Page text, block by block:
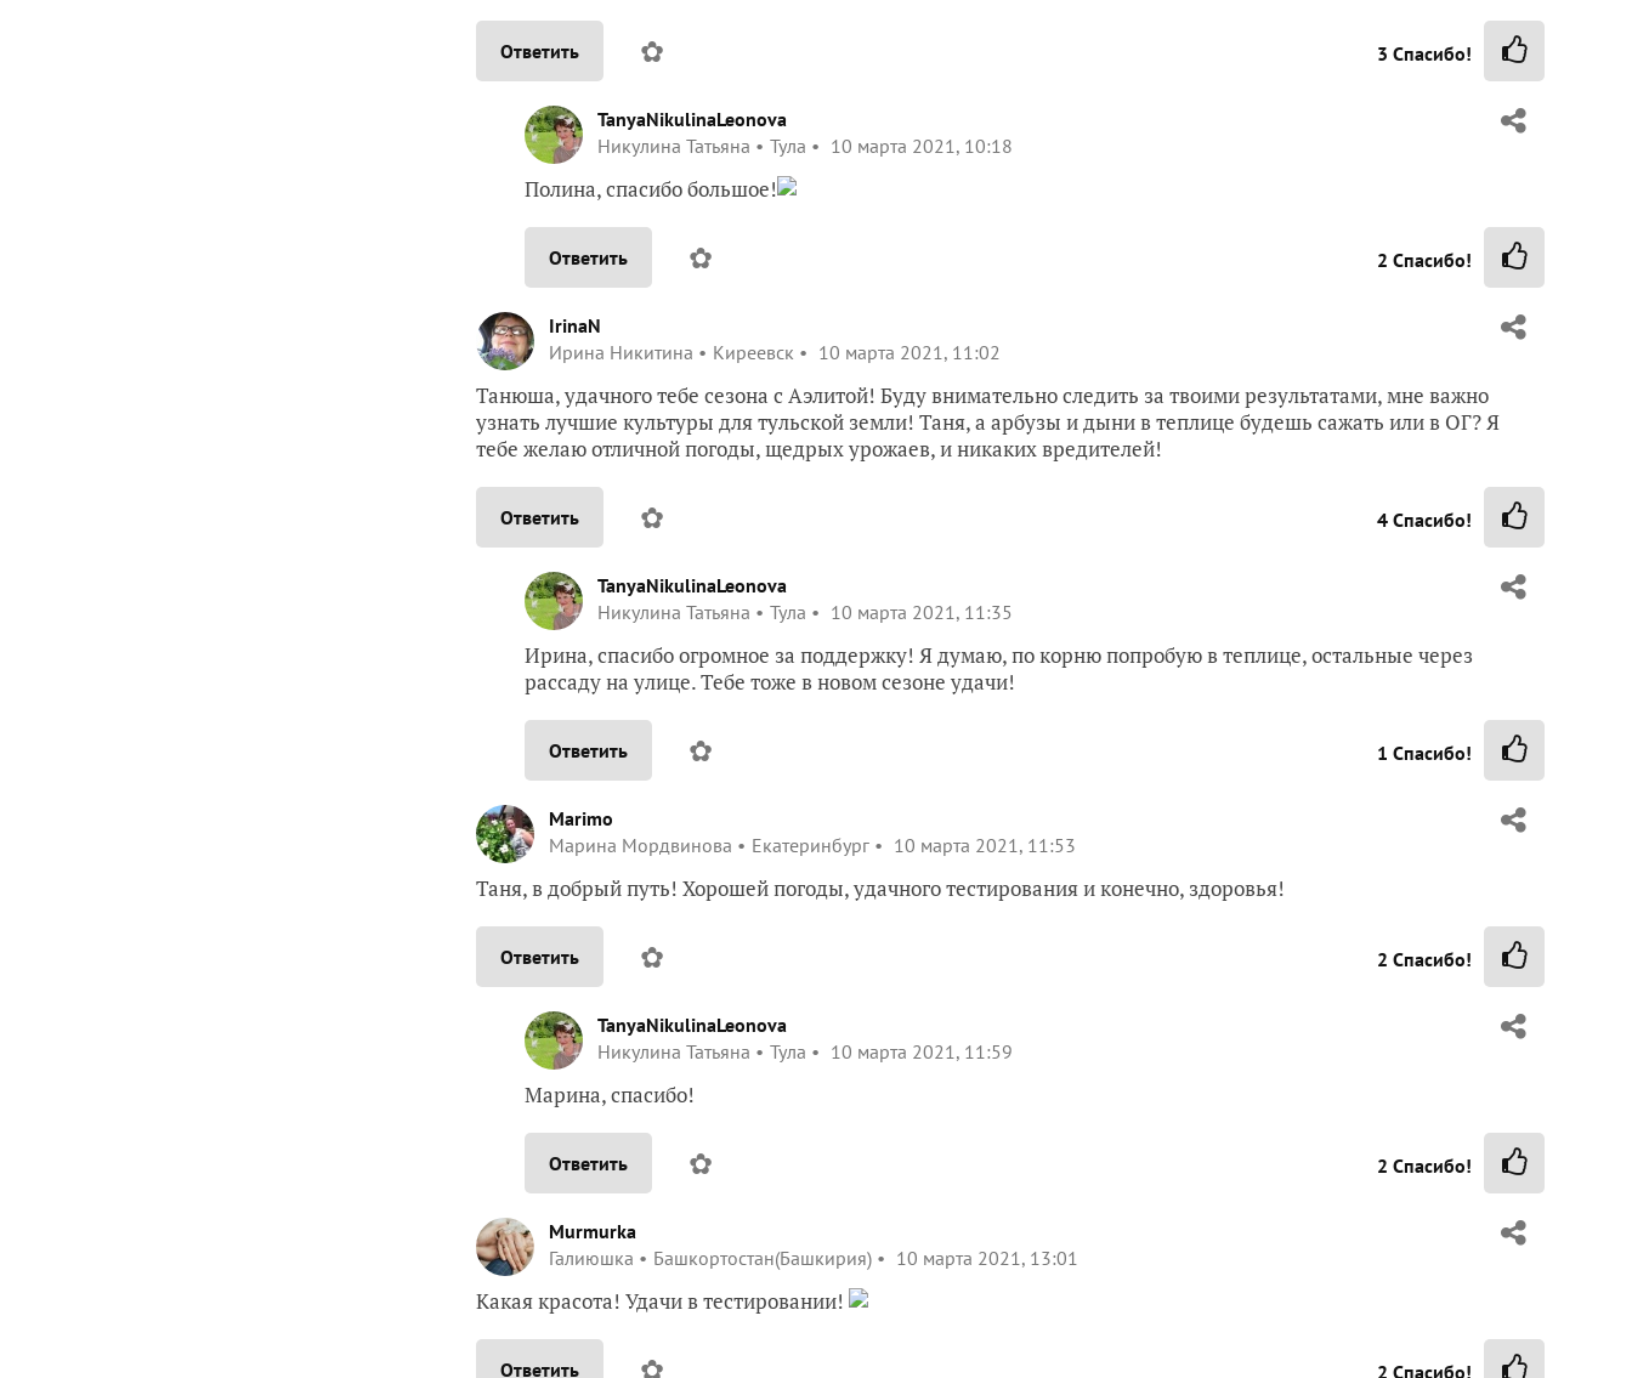
Ответить ✿ 3 Спасибо!
TanyaNikulinaLeonova
Никулина Татьяна
Тула 10 марта 2021, 10:18
Полина, спасибо большое!
Ответить ✿ 2 Спасибо!
IrinaN
Ирина Никитина
Киреевск 10 марта 2021, 11:02
Танюша, удачного тебе сезона с Аэлитой! Буду внимательно следить за твоими результатами, мне важно
узнать лучшие культуры для тульской земли! Таня, а арбузы и дыни в теплице будешь сажать или в ОГ? Я
тебе желаю отличной погоды, щедрых урожаев, и никаких вредителей!
Ответить ✿ 4 Спасибо!
TanyaNikulinaLeonova
Никулина Татьяна
Тула 10 марта 2021, 11:35
Ирина, спасибо огромное за поддержку! Я думаю, по корню попробую в теплице, остальные через
рассаду на улице. Тебе тоже в новом сезоне удачи!
Ответить ✿ 1 Спасибо!
Marimo
Марина Мордвинова
Екатеринбург 10 марта 2021, 11:53
Таня, в добрый путь! Хорошей погоды, удачного тестирования и конечно, здоровья!
Ответить ✿ 2 Спасибо!
TanyaNikulinaLeonova
Никулина Татьяна
Тула 10 марта 2021, 11:59
Марина, спасибо!
Ответить ✿ 2 Спасибо!
Murmurka
Галиюшка
Башкортостан(Башкирия) 10 марта 2021, 13:01
Какая красота! Удачи в тестировании!
Ответить ✿ 2 Спасибо!